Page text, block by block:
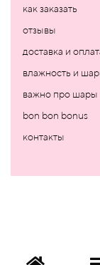
как заказать
отзывы
доставка и
влажность и
важно про шары
bon bon bonus
контакты